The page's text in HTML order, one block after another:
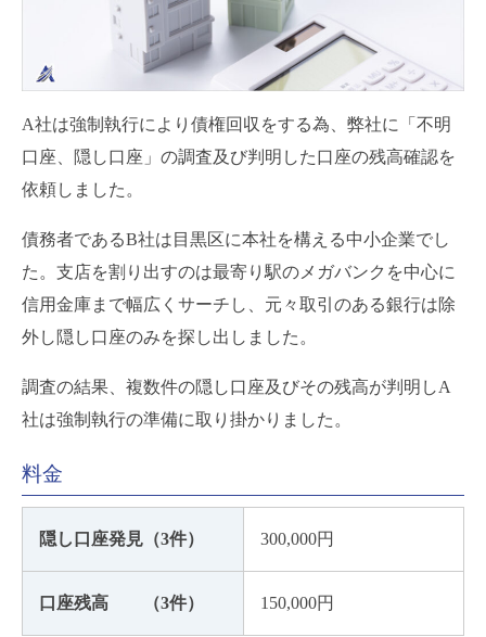
A社は強制執行により債権回収をする為、弊社に「不明
口座、隠し口座」の調査及び判明した口座の残高確認を
依頼しました。
債務者であるB社は目黒区に本社を構える中小企業でし
た。支店を割り出すのは最寄り駅のメガバンクを中心に
信用金庫まで幅広くサーチし、元々取引のある銀行は除
外し隠し口座のみを探し出しました。
調査の結果、複数件の隠し口座及びその残高が判明しA
社は強制執行の準備に取り掛かりました。
料金
隠し口座発見（3件） 300,000円
口座残高 （3件） 150,000円